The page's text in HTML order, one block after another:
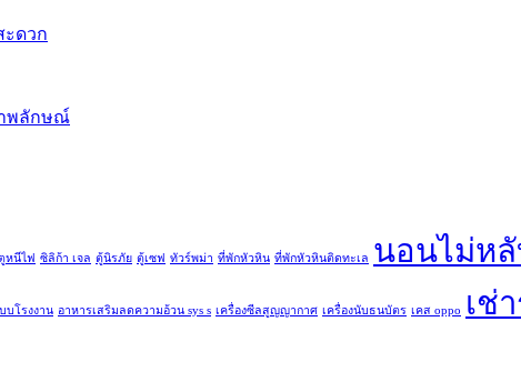
ะดวก
าพลักษณ์
หนีไฟ ซิลิก้า เจล ตู้นิรภัย ตู้เซฟ ทัวร์พม่า ที่พักหัวหิน ที่พักหัวหินติดทะเล นอนไม่ห
บโรงงาน อาหารเสริมลดความอ้วน sys s เครื่องซีลสูญญากาศ เครื่องนับธนบัตร เคส oppo เช่